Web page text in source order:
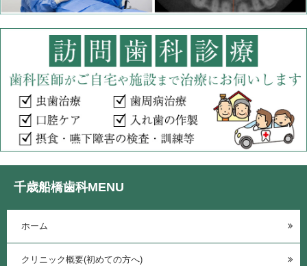
千歳船橋歯科MENU
ホーム
クリニック概要(初めての方へ)